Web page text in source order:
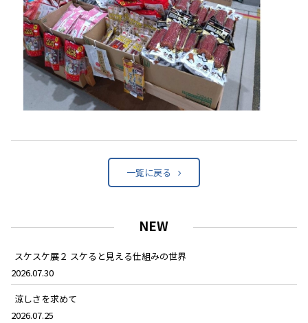
一覧に戻る
NEW
スケスケ展２ スケると見える仕組みの世界
2026.07.30
涼しさを求めて
2026.07.25